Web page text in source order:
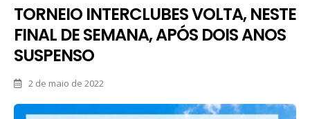
TORNEIO INTERCLUBES VOLTA, NESTE
FINAL DE SEMANA, APÓS DOIS ANOS
SUSPENSO
2 de maio de 2022